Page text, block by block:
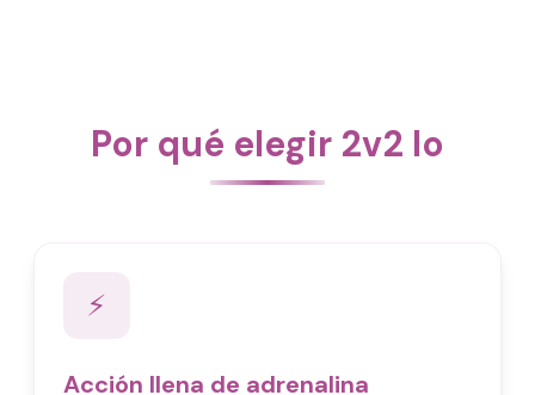
Por qué elegir 2v2 Io
⚡
Acción llena de adrenalina